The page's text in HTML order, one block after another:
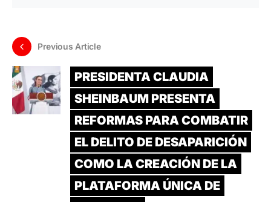
Previous Article
PRESIDENTA CLAUDIA
SHEINBAUM PRESENTA
REFORMAS PARA COMBATIR
EL DELITO DE DESAPARICIÓN
COMO LA CREACIÓN DE LA
PLATAFORMA ÚNICA DE